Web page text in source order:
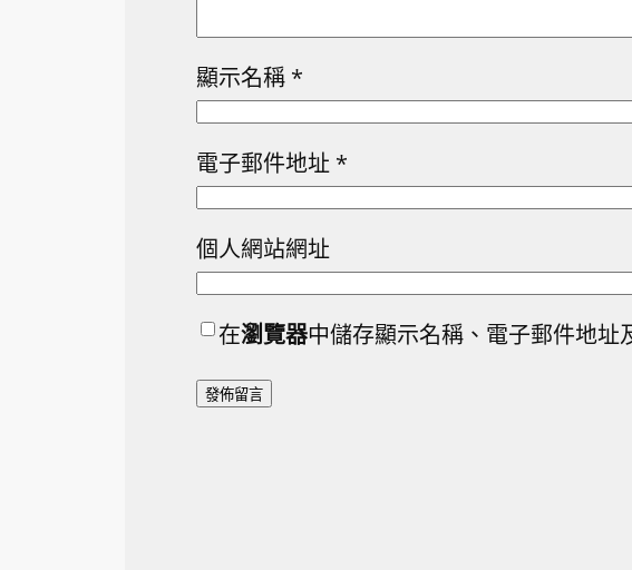
顯示名稱 *
電子郵件地址 *
個人網站網址
在瀏覽器中儲存顯示名稱、電子郵件地